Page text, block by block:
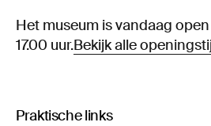
Het museum is vandaag
17.00 uur.Bekijk alle
Praktische links